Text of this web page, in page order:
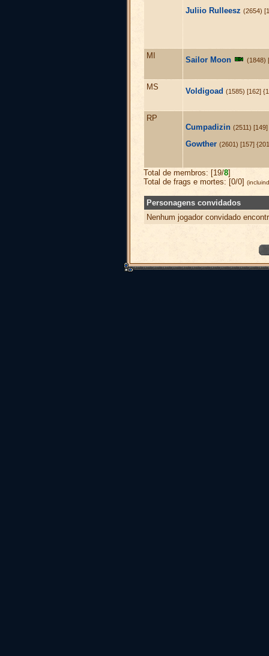
Juliio Rulleesz (2654)
MI Sailor Moon (1848)
MS Voldigoad (1585) [162]
RP
Cumpadizin (2511)
Gowther (2601) [157]
Total de membros: [19/8]
Total de frags e mortes: [0/0]
Personagens convidados
Nenhum jogador convidado